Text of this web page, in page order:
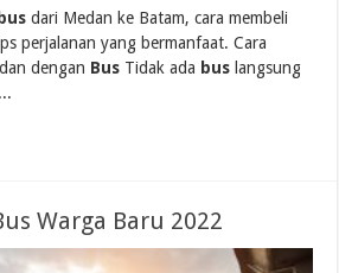
bus dari Medan ke Batam, cara membeli
perjalanan yang bermanfaat. Cara
dengan Bus Tidak ada bus langsung
Warga Baru 2022